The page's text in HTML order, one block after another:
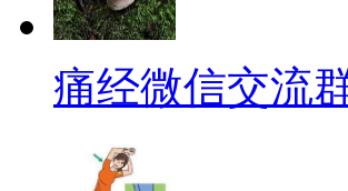
痛经微信交流